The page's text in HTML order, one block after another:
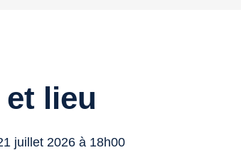
et lieu
juillet 2026 à 18h00